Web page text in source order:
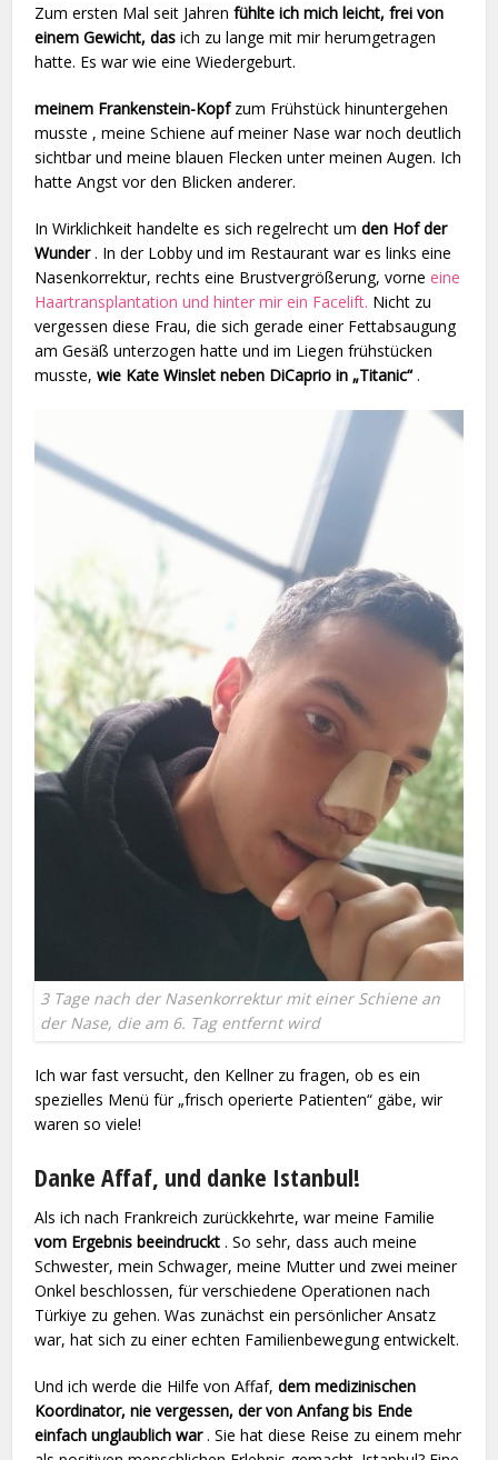
Zum ersten Mal seit Jahrenfühlte ich mich leicht, frei von
einem Gewicht, dasich zu lange mit mir herumgetragen
hatte. Es war wie eine Wiedergeburt.
meinem Frankenstein-Kopfzum Frühstück hinuntergehen
musste , meine Schiene auf meiner Nase war noch deutlich
sichtbar und meine blauen Flecken unter meinen Augen. Ich
hatte Angst vor den Blicken anderer.
In Wirklichkeit handelte es sich regelrecht umden Hof der
Wunder . In der Lobby und im Restaurant war es links eine
Nasenkorrektur, rechts eine Brustvergrößerung, vorne eine
Haartransplantation und hinter mir ein Facelift. Nicht zu
vergessen diese Frau, die sich gerade einer Fettabsaugung
am Gesäß unterzogen hatte und im Liegen frühstücken
musste,wie Kate Winslet neben DiCaprio in „Titanic“ .
3 Tage nach der Nasenkorrektur mit einer Schiene an
der Nase, die am 6. Tag entfernt wird
Ich war fast versucht, den Kellner zu fragen, ob es ein
spezielles Menü für „frisch operierte Patienten“ gäbe, wir
waren so viele!
Danke Affaf, und danke Istanbul!
Als ich nach Frankreich zurückkehrte, war meine Familie
vom Ergebnis beeindruckt. So sehr, dass auch meine
Schwester, mein Schwager, meine Mutter und zwei meiner
Onkel beschlossen, für verschiedene Operationen nach
Türkiye zu gehen. Was zunächst ein persönlicher Ansatz
war, hat sich zu einer echten Familienbewegung entwickelt.
Und ich werde die Hilfe von Affaf,dem medizinischen
Koordinator, nie vergessen, der von Anfang bis Ende
einfach unglaublich war. Sie hat diese Reise zu einem mehr